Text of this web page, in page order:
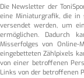
Die Newsletter der
eine Miniaturgrafik, die in
versendet werden, um
ermöglichen. Dadurch
Misserfolges von Online-
eingebetteten Zählpixels
von einer betroffenen
Links von der betroffenen